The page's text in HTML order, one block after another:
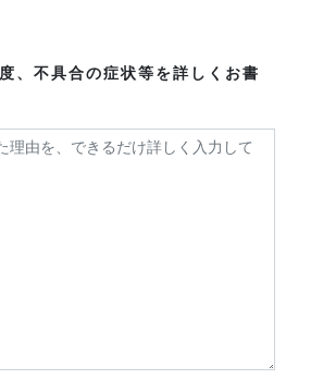
、不具合の症状等を詳しくお書